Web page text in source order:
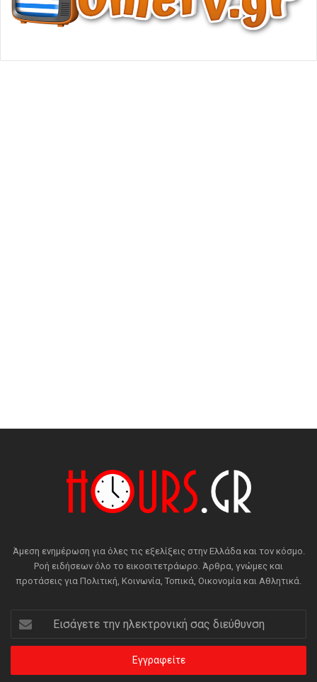
Άμεση ενημέρωση για όλες τις εξελίξεις στην Ελλάδα και τον κόσμο.
Ροή ειδήσεων όλο το εικοσιτετράωρο. Άρθρα, γνώμες και
προτάσεις για Πολιτική, Κοινωνία, Τοπικά, Οικονομία και Αθλητικά.
Εισάγετε
την
ηλεκτρονική
διεύθυνση